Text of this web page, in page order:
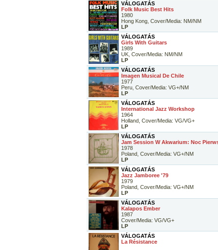
VÁLOGATÁS
Folk Music Best Hits
1980
Hong Kong, Cover/Media: NM/NM
LP
VÁLOGATÁS
Girls With Guitars
1989
UK, Cover/Media: NM/NM
LP
VÁLOGATÁS
Imagen Musical De Chile
1977
Peru, Cover/Media: VG+/NM
LP
VÁLOGATÁS
International Jazz Workshop
1964
Holland, Cover/Media: VG/VG+
LP
VÁLOGATÁS
Jam Session W Akwarium: Noc
1978
Poland, Cover/Media: VG+/NM
LP
VÁLOGATÁS
Jazz Jamboree '79
1979
Poland, Cover/Media: VG+/NM
LP
VÁLOGATÁS
Kalapos Ember
1987
Cover/Media: VG/VG+
LP
VÁLOGATÁS
La Résistance